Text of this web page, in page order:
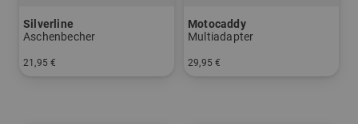
Silverline
Aschenbecher
21,95 €
Motocaddy
Multiadapter
29,95 €